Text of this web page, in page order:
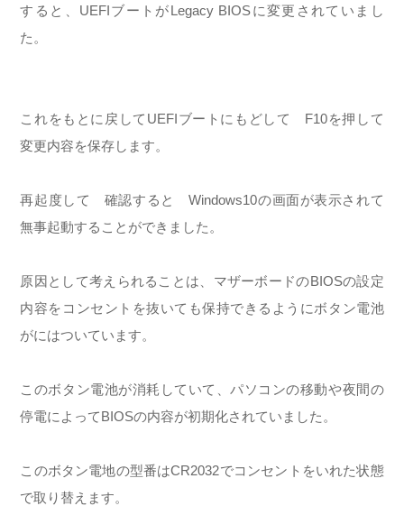
すると、UEFIブートがLegacy BIOSに変更されていまし
た。
これをもとに戻してUEFIブートにもどして F10を押して
変更内容を保存します。
再起度して 確認すると Windows10の画面が表示されて
無事起動することができました。
原因として考えられることは、マザーボードのBIOSの設定
内容をコンセントを抜いても保持できるようにボタン電池
がにはついています。
このボタン電池が消耗していて、パソコンの移動や夜間の
停電によってBIOSの内容が初期化されていました。
このボタン電地の型番はCR2032でコンセントをいれた状態
で取り替えます。